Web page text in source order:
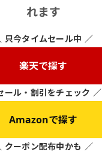
れます
只今タイムセール中 ／
楽天で探す
ール・割引をチェック ／
Amazonで探す
クーポン配布中かも ／